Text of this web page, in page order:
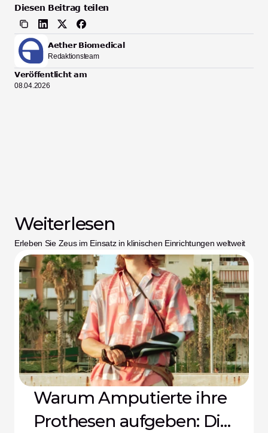
Diesen Beitrag teilen
Aether Biomedical
Redaktionsteam
Veröffentlicht am
08.04.2026
Weiterlesen
Erleben Sie Zeus im Einsatz in klinischen Einrichtungen weltweit
Warum Amputierte ihre
Prothesen aufgeben: Die